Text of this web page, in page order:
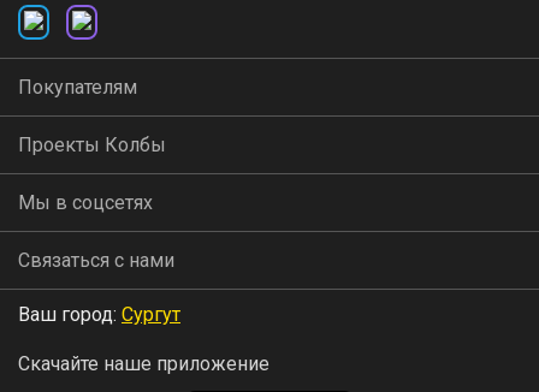
Покупателям
Проекты Колбы
Мы в соцсетях
Связаться с нами
Ваш город: Сургут
Скачайте наше приложение